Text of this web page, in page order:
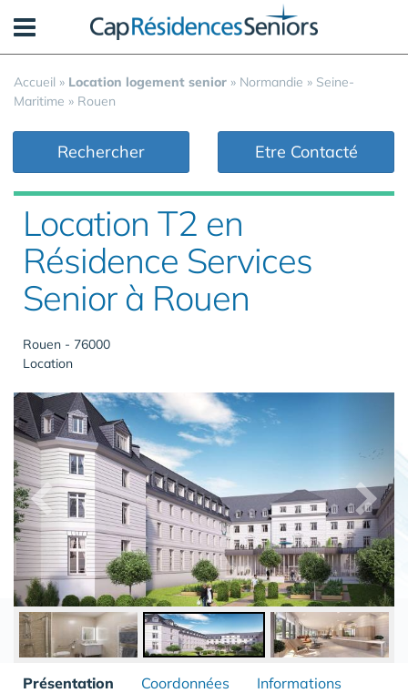
Accueil » Location logement senior » Normandie » Seine-
Maritime » Rouen
Rechercher Etre Contacté
Location T2 en
Résidence Services
Senior à Rouen
Rouen - 76000
Location
Présentation Coordonnées
Informations